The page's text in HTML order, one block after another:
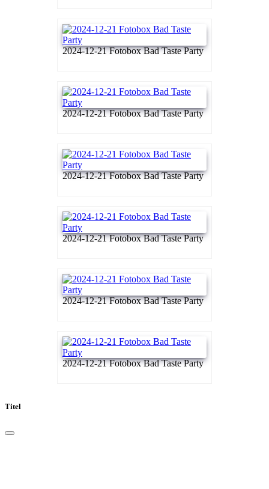
2024-12-21 Fotobox Bad Taste Party
2024-12-21 Fotobox Bad Taste Party
2024-12-21 Fotobox Bad Taste Party
2024-12-21 Fotobox Bad Taste Party
2024-12-21 Fotobox Bad Taste Party
2024-12-21 Fotobox Bad Taste Party
Titel